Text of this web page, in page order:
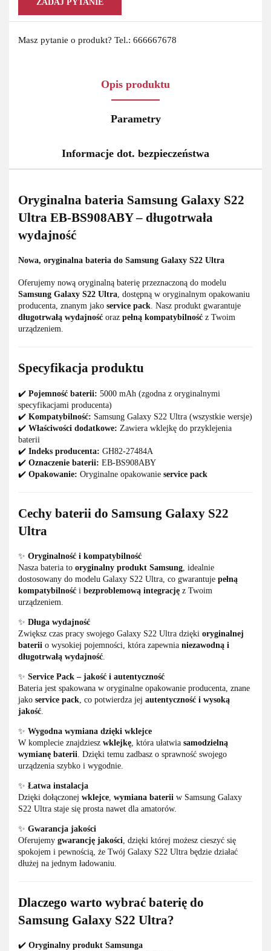
ZADAJ PYTANIE
Masz pytanie o produkt? Tel.: 666667678
Opis produktu
Parametry
Informacje dot. bezpieczeństwa
Oryginalna bateria Samsung Galaxy S22
Ultra EB-BS908ABY – długotrwała
wydajność
Nowa, oryginalna bateria do Samsung Galaxy S22 Ultra
Oferujemy nową oryginalną baterię przeznaczoną do modelu
Samsung Galaxy S22 Ultra, dostępną w oryginalnym opakowaniu
producenta, znanym jako service pack. Nasz produkt gwarantuje
długotrwałą wydajność oraz pełną kompatybilność z Twoim
urządzeniem.
Specyfikacja produktu
✔️ Pojemność baterii: 5000 mAh (zgodna z oryginalnymi
specyfikacjami producenta)
✔️ Kompatybilność: Samsung Galaxy S22 Ultra (wszystkie wersje)
✔️ Właściwości dodatkowe: Zawiera wklejkę do przyklejenia
baterii
✔️ Indeks producenta: GH82-27484A
✔️ Oznaczenie baterii: EB-BS908ABY
✔️ Opakowanie: Oryginalne opakowanie service pack
Cechy baterii do Samsung Galaxy S22
Ultra
✨ Oryginalność i kompatybilność
Nasza bateria to oryginalny produkt Samsung, idealnie
dostosowany do modelu Galaxy S22 Ultra, co gwarantuje pełną
kompatybilność i bezproblemową integrację z Twoim
urządzeniem.
✨ Długa wydajność
Zwiększ czas pracy swojego Galaxy S22 Ultra dzięki oryginalnej
baterii o wysokiej pojemności, która zapewnia niezawodną i
długotrwałą wydajność.
✨ Service Pack – jakość i autentyczność
Bateria jest spakowana w oryginalne opakowanie producenta, znane
jako service pack, co potwierdza jej autentyczność i wysoką
jakość.
✨ Wygodna wymiana dzięki wklejce
W komplecie znajdziesz wklejkę, która ułatwia samodzielną
wymianę baterii. Dzięki temu zadbasz o sprawność swojego
urządzenia szybko i wygodnie.
✨ Łatwa instalacja
Dzięki dołączonej wklejce, wymiana baterii w Samsung Galaxy
S22 Ultra staje się prosta nawet dla amatorów.
✨ Gwarancja jakości
Oferujemy gwarancję jakości, dzięki której możesz cieszyć się
spokojem i pewnością, że Twój Galaxy S22 Ultra będzie działać
dłużej na jednym ładowaniu.
Dlaczego warto wybrać baterię do
Samsung Galaxy S22 Ultra?
✔️ Oryginalny produkt Samsunga